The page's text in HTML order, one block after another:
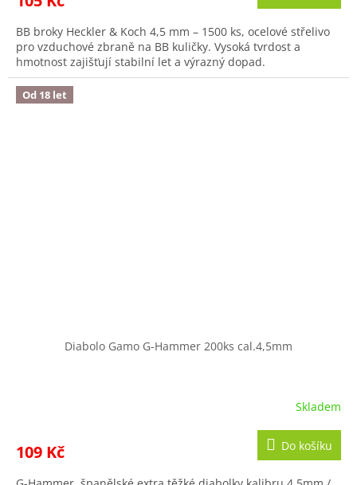
z
5
hvězdiček.
BB broky Heckler & Koch 4,5 mm – 1500 ks, ocelové střelivo
pro vzduchové zbraně na BB kuličky. Vysoká tvrdost a
hmotnost zajišťují stabilní let a výrazný dopad.
Od 18 let
Diabolo Gamo G-Hammer 200ks cal.4,5mm
Skladem
109 Kč Do košíku